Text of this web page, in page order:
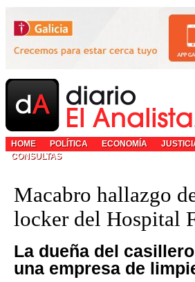
HOME POLÍTICA ECONOMÍA
CONSULTAS
Macabro hallazgo
locker del Hospital
La dueña del
una empresa de